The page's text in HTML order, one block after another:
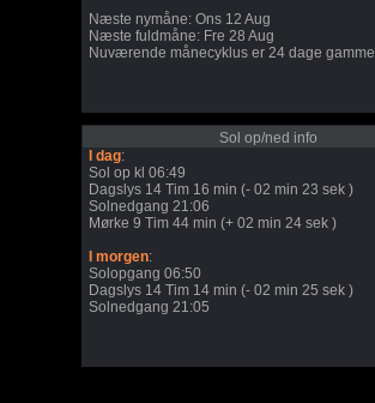
Næste nymåne: Ons 12 Aug
Næste fuldmåne: Fre 28 Aug
Nuværende månecyklus er 24 dage gammel
Sol op/ned info
I dag:
Sol op kl 06:49
Dagslys 14 Tim 16 min (- 02 min 23 sek )
Solnedgang 21:06
Mørke 9 Tim 44 min (+ 02 min 24 sek )
I morgen:
Solopgang 06:50
Dagslys 14 Tim 14 min (- 02 min 25 sek )
Solnedgang 21:05